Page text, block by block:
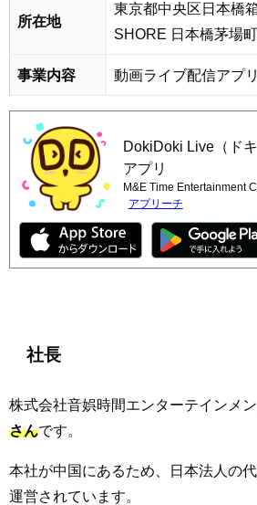
所在地
東京都中央区日本橋
SHORE 日本橋茅場
事業内容 動画ライブ配信アプ
DokiDoki Live（ド
アプリ
M&E Time Entertainment
アプリーチ
社長
株式会社音娯時間エンターテインメン
さんです。
本社が中国にあるため、日本法人の
運営されています。